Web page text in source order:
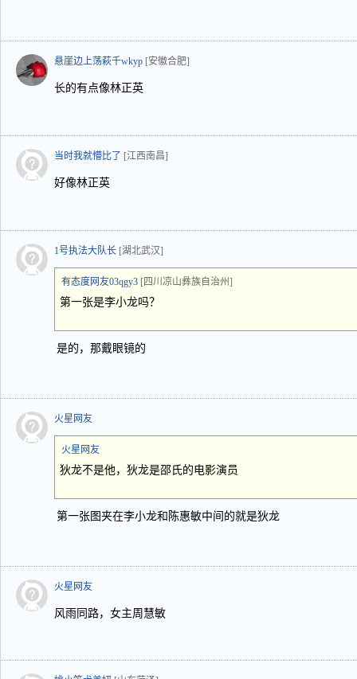
悬崖边上荡萩千wkyp [安徽合肥]
长的有点像林正英
当时我就懵比了 [江西南昌]
好像林正英
1号执法大队长 [湖北武汉]
有态度网友03qgy3 [四川凉山彝族自治州]
第一张是李小龙吗？
是的，那戴眼镜的
火星网友
火星网友
狄龙不是他，狄龙是邵氏的电影演员
第一张图夹在李小龙和陈惠敏中间的就是狄龙
火星网友
风雨同路，女主周慧敏